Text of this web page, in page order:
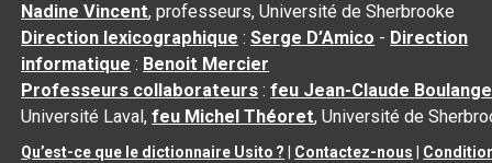
Nadine Vincent, professeurs, Université de Sherbrooke
Direction lexicographique :Serge D’Amico - Direction
informatique : Benoit Mercier
Professeurs collaborateurs :feu Jean-Claude
Université Laval,feu Michel Théoret, Université de
Qu’est-ce que le dictionnaire Usito ? Contactez-nous